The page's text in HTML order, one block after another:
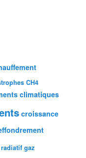
CH4
climatiques
croissance
gaz